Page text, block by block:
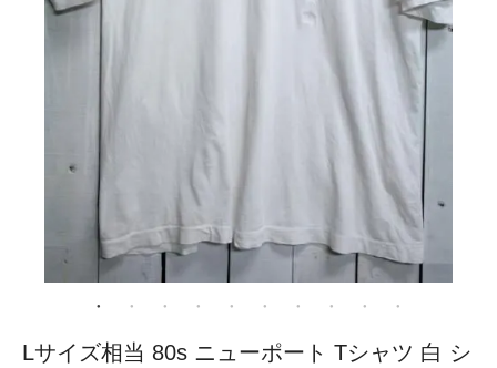
Lサイズ相当 80s ニューポート Tシャツ 白 シ